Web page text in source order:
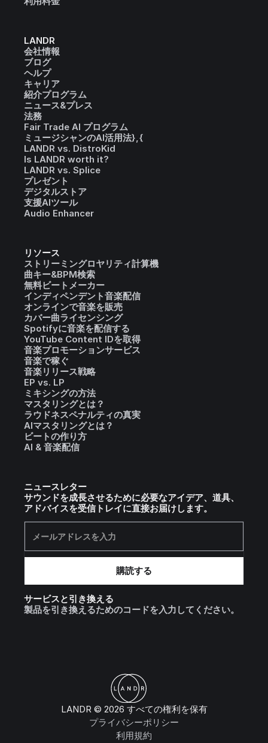
LANDR
会社情報
ブログ
ヘルプ
キャリア
紹介プログラム
ニュース&プレス
法務
Fair Trade AI プログラム
ミュージシャンのAI活用法},{
LANDR vs. DistroKid
Is LANDR worth it?
LANDR vs. Splice
プレゼント
デジタルストア
支援AIツール
Audio Enhancer
リソース
ストリーミングロヤリティ計算機
曲キー&BPM検索
無料ビートメーカー
インディペンデント音楽配信
オンラインで音楽を販売
カバー曲ライセンシング
Spotifyに音楽を配信する
YouTube Content IDを取得
音楽プロモーションサービス
音楽で稼ぐ
音楽リリース戦略
EP vs. LP
ミキシングの方法
マスタリングとは？
ラウドネスペナルティの真実
AIマスタリングとは？
ビートの作り方
AI & 音楽配信
ニュースレター
サウンドを成長させるために必要なアイデア、道具、
アドバイスを受信トレイに直接お届けします。
サービスと引き換える
製品を引き換えるためのコードを入力してください。
LANDR © 2026 すべての権利を保有
プライバシーポリシー
利用規約